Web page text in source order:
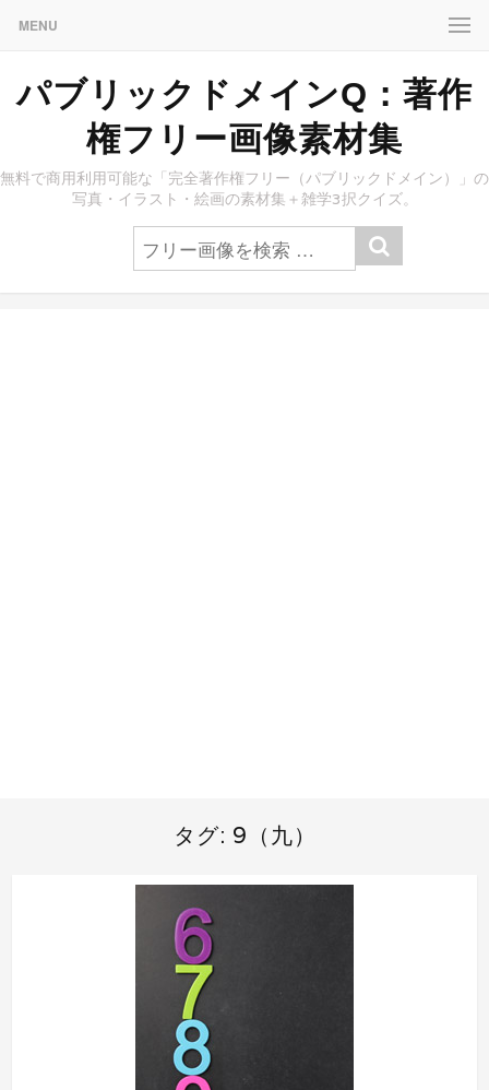
MENU
パブリックドメインQ：著作
権フリー画像素材集
無料で商用利用可能な「完全著作権フリー（パブリックドメイン）」の
写真・イラスト・絵画の素材集＋雑学3択クイズ。
タグ: 9（九）